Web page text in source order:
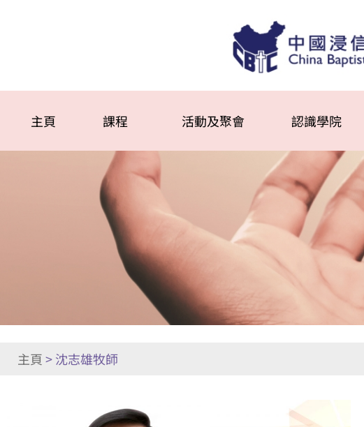
主頁 課程 活動及聚會 認識學院
主頁>沈志雄牧師